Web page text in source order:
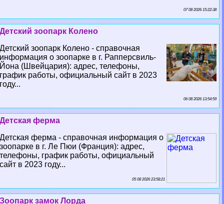
07 08 2026 15:22:38
Детский зоопарк Колено
Детский зоопарк Колено - справочная
информация о зоопарке в г. Рапперсвиль-
Йона (Швейцария): адрес, телефоны,
график работы, официальный сайт в 2023
году...
06 08 2026 13:54:59
Детская ферма
Детская ферма - справочная информация о
зоопарке в г. Ле Пюи (Франция): адрес,
телефоны, график работы, официальный
сайт в 2023 году...
05 08 2026 23:58:21
Зоопарк замок Лорда